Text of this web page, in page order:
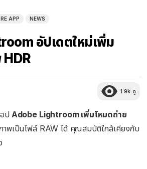
APP NEWS
อัปเดตใหม่เพิ่ม
1.9k ดู
ป Adobe Lightroom เพิ่มโหมดถ่าย
าพเป็นไฟล์ RAW ได้ คุณสมบัติใกล้เคียงกับ